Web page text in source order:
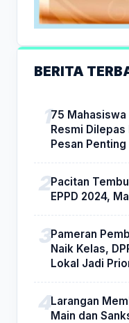
BERITA
75 Mahasiswa
Resmi
Pesan Penting
Pacitan
EPPD 2024,
Pameran
Naik Kelas,
Lokal Jadi
Larangan
Main dan